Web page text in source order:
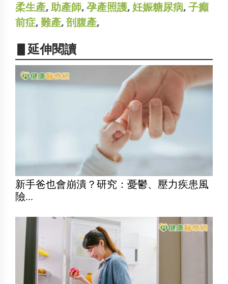
柔生產, 助產師, 孕產照護, 妊娠糖尿病, 子癲
前症, 難產, 剖腹產,
▋延伸閱讀
新手爸也會崩潰？研究：憂鬱、壓力疾患風
險...